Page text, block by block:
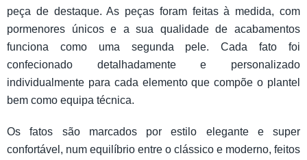
peça de destaque. As peças foram feitas à medida, com
pormenores únicos e a sua qualidade de acabamentos
funciona como uma segunda pele. Cada fato foi
confecionado detalhadamente e personalizado
individualmente para cada elemento que compõe o plantel
bem como equipa técnica.
Os fatos são marcados por estilo elegante e super
confortável, num equilíbrio entre o clássico e moderno, feitos